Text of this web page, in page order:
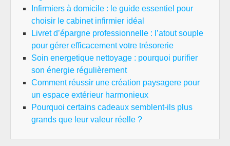
Infirmiers à domicile : le guide essentiel pour
choisir le cabinet infirmier idéal
Livret d’épargne professionnelle : l’atout souple
pour gérer efficacement votre trésorerie
Soin energetique nettoyage : pourquoi purifier
son énergie régulièrement
Comment réussir une création paysagere pour
un espace extérieur harmonieux
Pourquoi certains cadeaux semblent-ils plus
grands que leur valeur réelle ?